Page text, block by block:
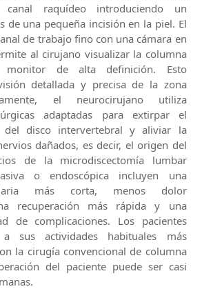
raquídeo introduciendo un
de una pequeña incisión en la piel. El
de trabajo fino con una cámara en
al cirujano visualizar la columna
de alta definición. Esto
detallada y precisa de la zona
el neurocirujano utiliza
adaptadas para extirpar el
del disco intervertebral y aliviar la
dañados, es decir, el origen del
de la microdiscectomía lumbar
o endoscópica incluyen una
más corta, menos dolor
recuperación más rápida y una
de complicaciones. Los pacientes
sus actividades habituales más
la cirugía convencional de columna
del paciente puede ser casi